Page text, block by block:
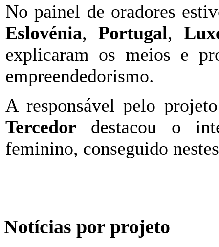
No painel de oradores
Eslovénia, Portugal,
explicaram os meios e
empreendedorismo.
A responsável pelo
Tercedor destacou o
feminino, conseguido
Notícias por projeto